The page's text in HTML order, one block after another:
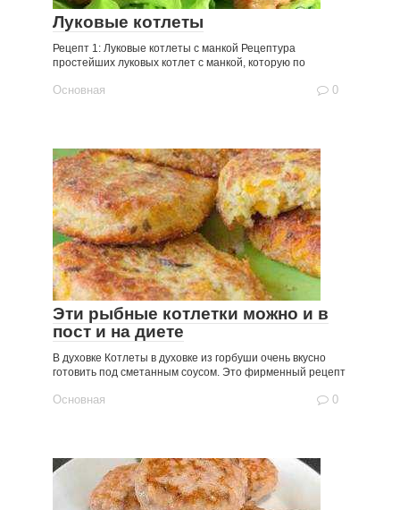
Луковые котлеты
Рецепт 1: Луковые котлеты с манкой Рецептура
простейших луковых котлет с манкой, которую по
Основная 0
Эти рыбные котлетки можно и в
пост и на диете
В духовке Котлеты в духовке из горбуши очень вкусно
готовить под сметанным соусом. Это фирменный рецепт
Основная 0